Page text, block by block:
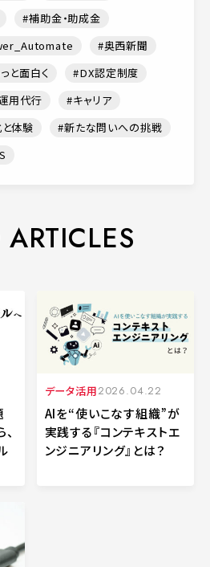
補助金・助成金
奥西新聞
と面白く
DX認定制度
用代行
キャリア
体験
新たな問いへの挑戦
データ活用2026.04.22
AIを“使いこなす組織”が
実践する『コンテキストエ
ンジニアリング』とは？